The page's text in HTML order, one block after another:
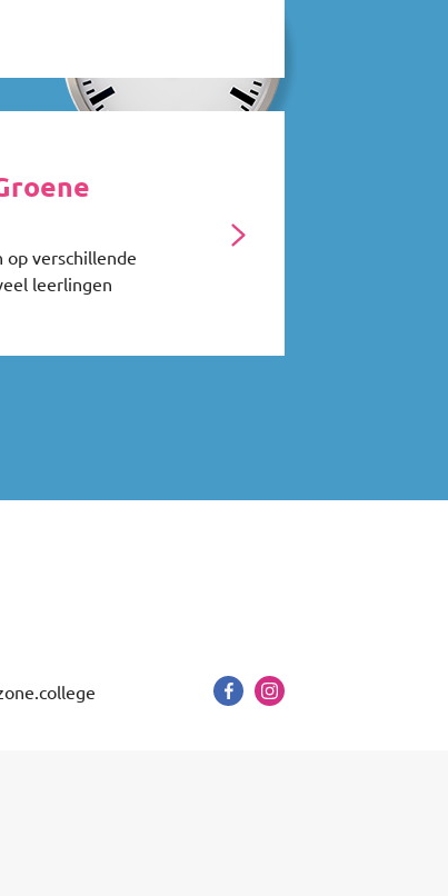
op verschillende
leerlingen